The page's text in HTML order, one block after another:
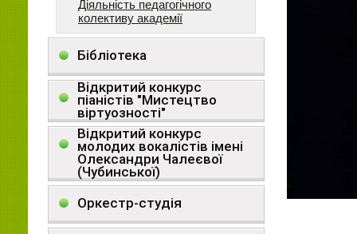
Діяльність педагогічного
колективу академії
Бібліотека
Відкритий конкурс
піаністів "Мистецтво
віртуозності"
Відкритий конкурс
молодих вокалістів імені
Олександри Чалеєвої
(Чубинської)
Оркестр-студія